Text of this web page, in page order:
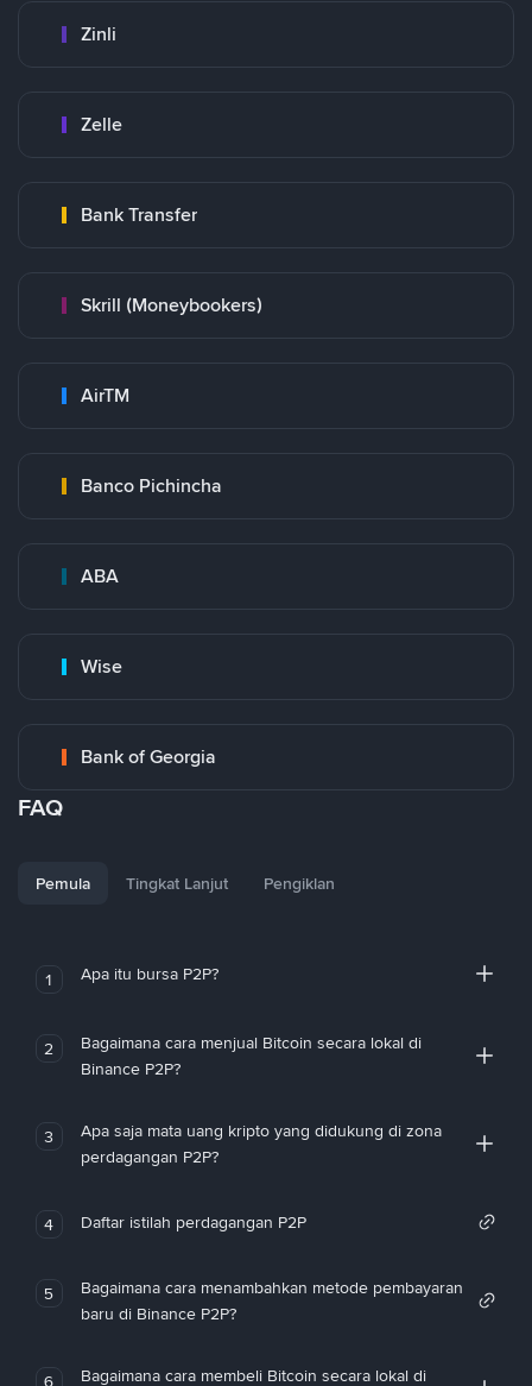
Zinli
Zelle
Bank Transfer
Skrill (Moneybookers)
AirTM
Banco Pichincha
ABA
Wise
Bank of Georgia
FAQ
Pemula Tingkat Lanjut Pengiklan
1 Apa itu bursa P2P?
2
Bagaimana cara menjual Bitcoin secara lokal di
Binance P2P?
3
Apa saja mata uang kripto yang didukung di zona
perdagangan P2P?
4 Daftar istilah perdagangan P2P
5
Bagaimana cara menambahkan metode pembayaran
baru di Binance P2P?
6
Bagaimana cara membeli Bitcoin secara lokal di